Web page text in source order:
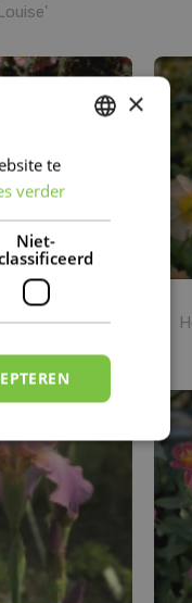
'Wisley Pink'
×
te
verder
Niet-